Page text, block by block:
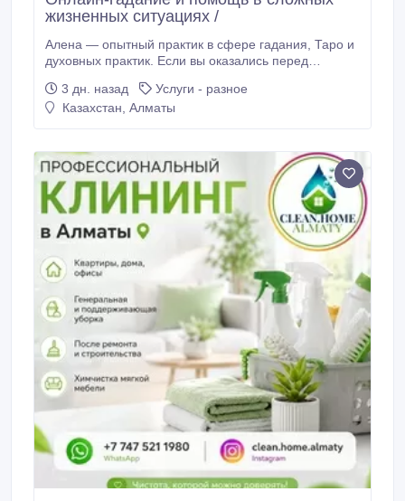
жизненных ситуациях /
Алена — опытный практик в сфере гадания, Таро и
духовных практик. Если вы оказались перед
хотите разобраться в своей жизненной ситуации —
вы можете получить профессиональную
ситуации.
3 дн. назад
Услуги - разное
Казахстан, Алматы